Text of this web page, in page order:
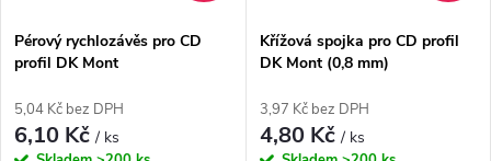
p
r
s
p
r
Pérový rychlozávěs pro CD
profil DK Mont
5,04 Kč bez DPH
6,10 Kč/ ks
Křížová spojka pro CD profil
DK Mont (0,8 mm)
3,97 Kč bez DPH
4,80 Kč/ ks